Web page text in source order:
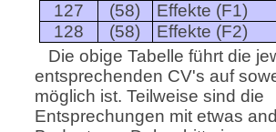
127
(58)
Effekte (F1)
128
(58)
Effekte (F2)
Die obige Tabelle führt die
entsprechenden CV's auf
möglich ist. Teilweise sind die
Entsprechungen mit etwas